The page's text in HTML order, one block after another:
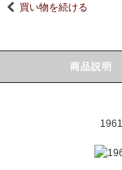
買い物を続ける
商品説明